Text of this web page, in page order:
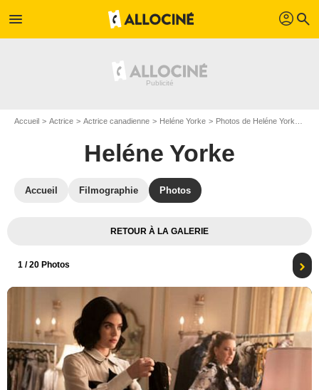
menu profil search
Accueil Actrice Actrice canadienne Heléne Yorke Photos de Heléne Yorke
Heléne Yorke
Accueil Filmographie Photos
RETOUR À LA GALERIE
1 / 20 Photos